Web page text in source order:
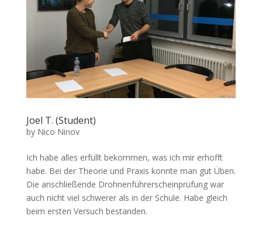
Joel T. (Student)
by Nico Ninov
Ich habe alles erfüllt bekommen, was ich mir erhofft
habe. Bei der Theorie und Praxis konnte man gut Üben.
Die anschließende Drohnenführerscheinprüfung war
auch nicht viel schwerer als in der Schule. Habe gleich
beim ersten Versuch bestanden.